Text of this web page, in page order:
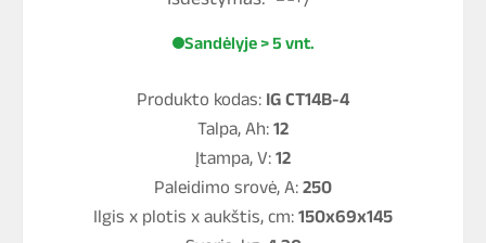
Sandėlyje > 5 vnt.
Produkto kodas: IG CT14B-4
Talpa, Ah: 12
Įtampa, V: 12
Paleidimo srovė, A: 250
Ilgis x plotis x aukštis, cm: 150x69x145